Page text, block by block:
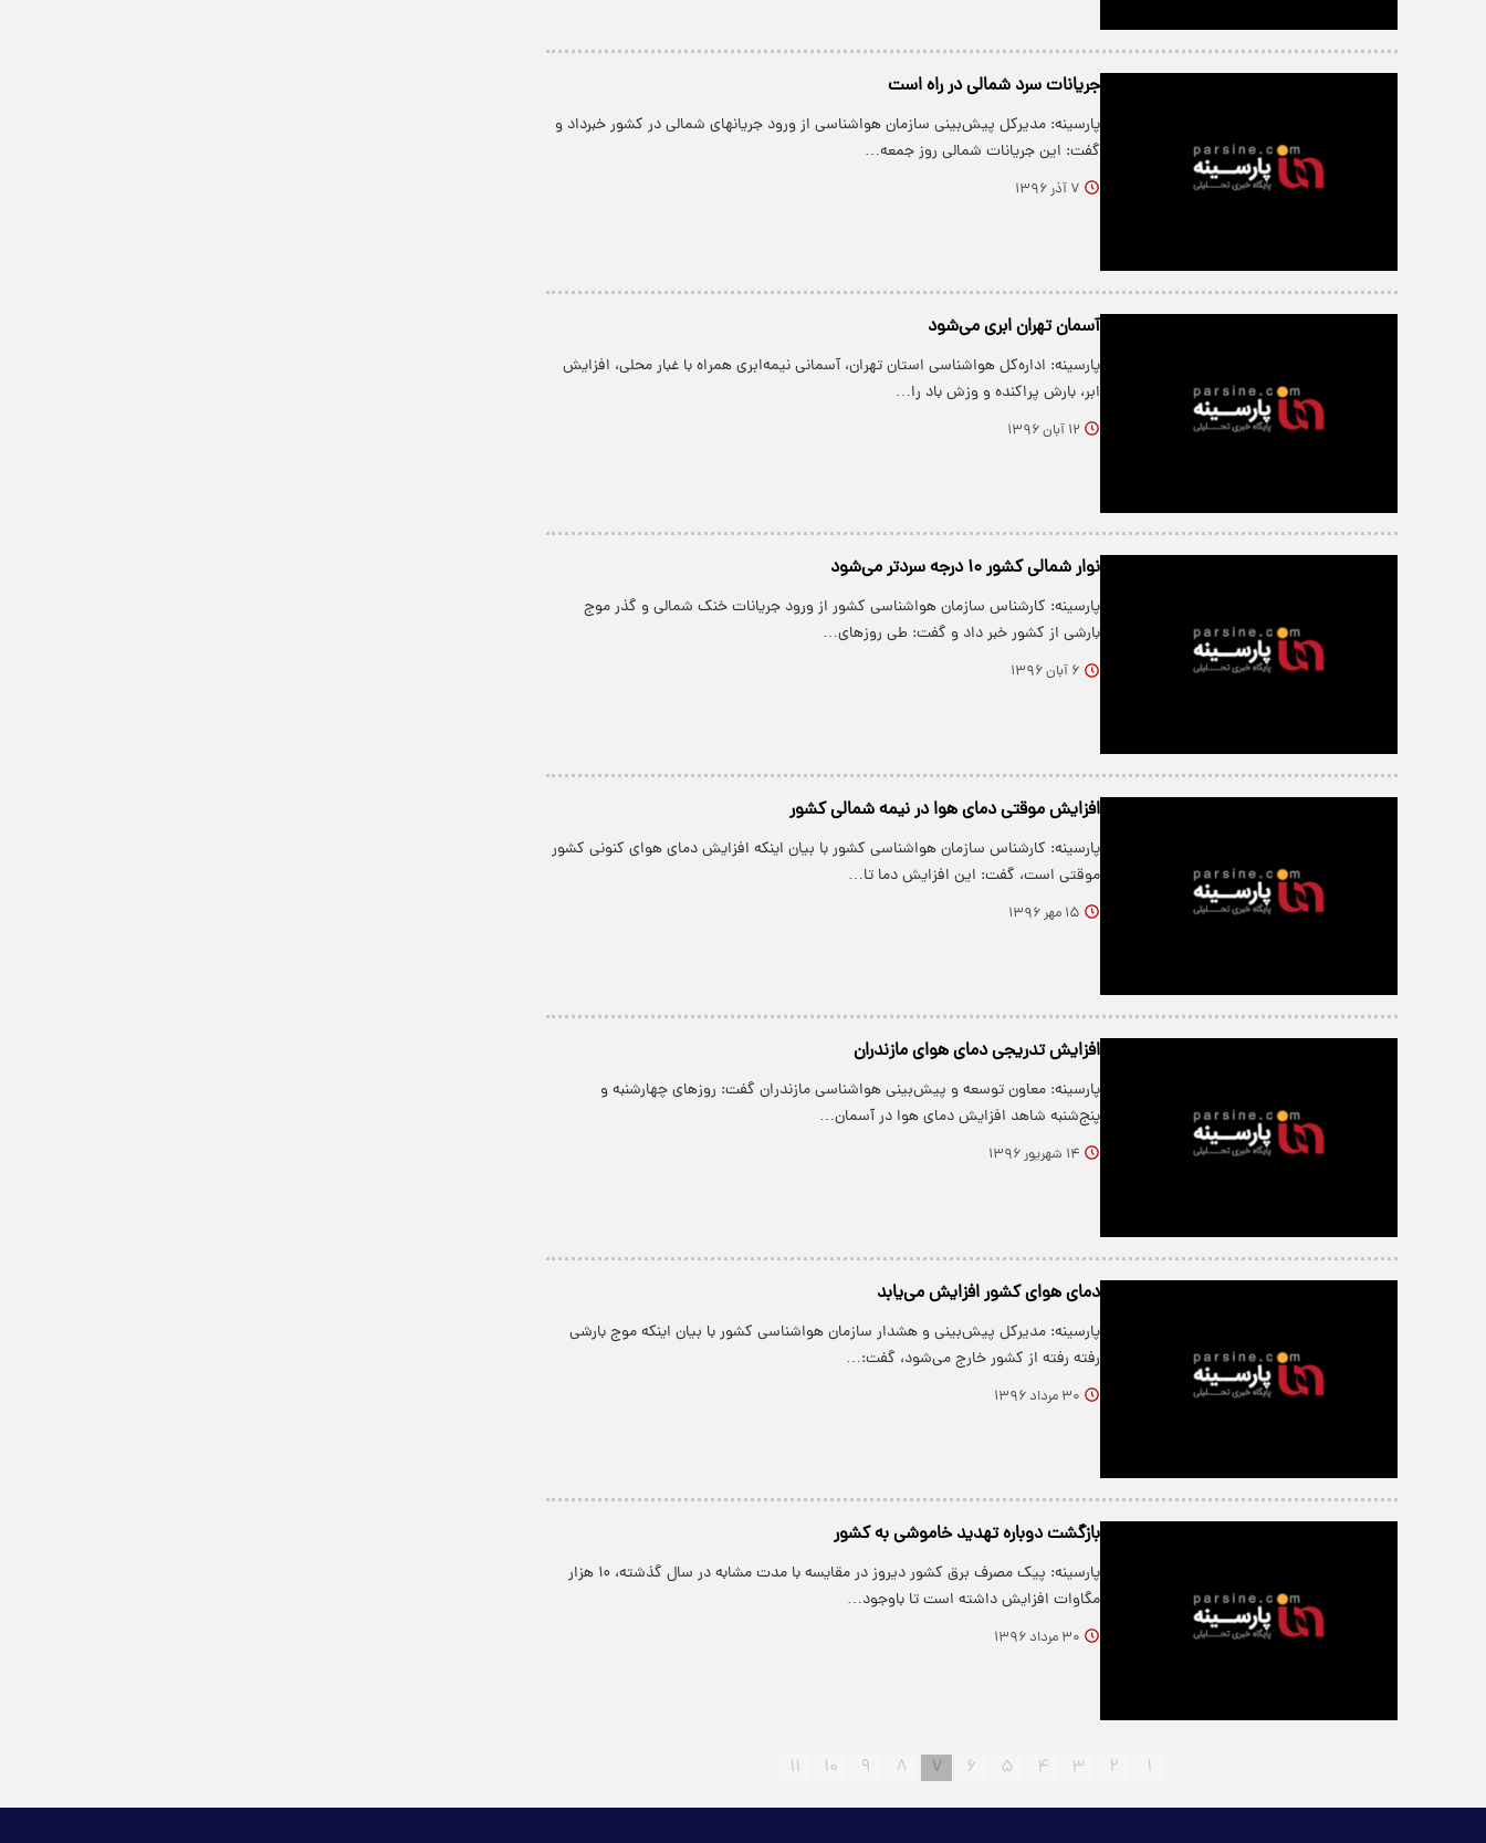
جریانات سرد شمالی در راه است
پارسینه: مدیرکل پیش‌بینی سازمان هواشناسی از ورود جریانهای شمالی در کشور خبرداد و
گفت: این جریانات شمالی روز جمعه…
۷ آذر ۱۳۹۶
آسمان تهران ابری می‌شود
پارسینه: اداره‌کل هواشناسی استان تهران، آسمانی نیمه‌ابری همراه با غبار محلی، افزایش
ابر، بارش پراکنده و وزش باد را…
۱۲ آبان ۱۳۹۶
نوار شمالی کشور ۱۰ درجه سردتر می‌شود
پارسینه: کارشناس سازمان هواشناسی کشور از ورود جریانات خنک شمالی و گذر موج
بارشی از کشور خبر داد و گفت: طی روزهای…
۶ آبان ۱۳۹۶
افزایش موقتی دمای هوا در نیمه شمالی کشور
پارسینه: کارشناس سازمان هواشناسی کشور با بیان اینکه افزایش دمای هوای کنونی کشور
موقتی است، گفت: این افزایش دما تا…
۱۵ مهر ۱۳۹۶
افزایش تدریجی دمای هوای مازندران
پارسینه: معاون توسعه و پیش‌بینی هواشناسی مازندران گفت: روزهای چهارشنبه و
پنج‌شنبه شاهد افزایش دمای هوا در آسمان…
۱۴ شهریور ۱۳۹۶
دمای هوای کشور افزایش می‌یابد
پارسینه: مدیرکل پیش‌بینی و هشدار سازمان هواشناسی کشور با بیان اینکه موج بارشی
رفته رفته از کشور خارج می‌شود، گفت:…
۳۰ مرداد ۱۳۹۶
بازگشت دوباره تهدید خاموشی به کشور
پارسینه: پیک مصرف برق کشور دیروز در مقایسه با مدت مشابه در سال گذشته، ۱۰ هزار
مگاوات افزایش داشته است تا باوجود…
۳۰ مرداد ۱۳۹۶
۱ ۲ ۳ ۴ ۵ ۶ ۷ ۸ ۹ ۱۰ ۱۱